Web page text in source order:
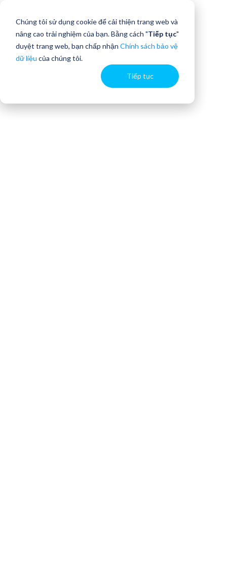
Chúng tôi sử dụng cookie để cải thiện trang web và
nâng cao trải nghiệm của bạn. Bằng cách "Tiếp tục"
duyệt trang web, bạn chấp nhận Chính sách bảo vệ
dữ liệu của chúng tôi.
Tiếp tục